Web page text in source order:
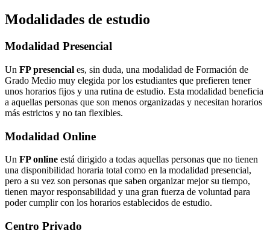
Modalidades de estudio
Modalidad Presencial
Un FP presencial es, sin duda, una modalidad de Formación de
Grado Medio muy elegida por los estudiantes que prefieren tener
unos horarios fijos y una rutina de estudio. Esta modalidad beneficia
a aquellas personas que son menos organizadas y necesitan horarios
más estrictos y no tan flexibles.
Modalidad Online
Un FP online está dirigido a todas aquellas personas que no tienen
una disponibilidad horaria total como en la modalidad presencial,
pero a su vez son personas que saben organizar mejor su tiempo,
tienen mayor responsabilidad y una gran fuerza de voluntad para
poder cumplir con los horarios establecidos de estudio.
Centro Privado